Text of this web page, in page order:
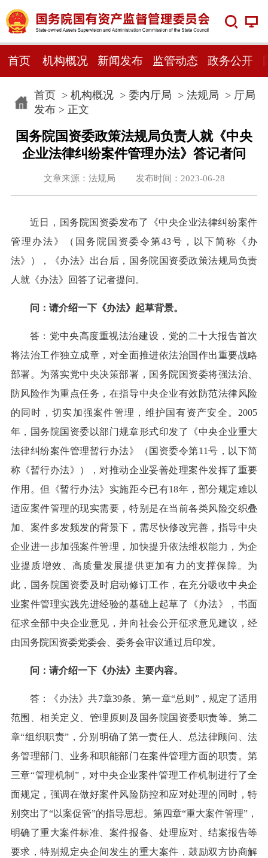
首页 机构概况 新闻发布 监管动态 政务公开
首页> 机构概况> 委内厅局 > 法规局 > 厅局
发布> 正文
国务院国资委政策法规局负责人就《中央
企业法律纠纷案件管理办法》答记者问
文章来源：法规局 发布时间：2023-06-28
近日，国务院国资委发布了《中央企业法律纠纷案件
管理办法》（国务院国资委令第43号，以下简称《办
法》），《办法》出台后，国务院国资委政策法规局负责
人就《办法》回答了记者提问。
问：请介绍一下《办法》起草背景。
答：党中央高度重视法治建设，党的二十大报告首次
将法治工作独立成章，对全面推进依法治国作出重要战略
部署。为落实党中央决策部署，国务院国资委将强法治、
防风险作为重点任务，在指导中央企业有效防范法律风险
的同时，切实加强案件管理，维护国有资产安全。2005
年，国务院国资委以部门规章形式印发了《中央企业重大
法律纠纷案件管理暂行办法》（国资委令第11号，以下简
称《暂行办法》），对推动企业妥善处理案件发挥了重要
作用。但《暂行办法》实施距今已有18年，部分规定难以
适应案件管理的现实需要，特别是在当前各类风险交织叠
加、案件多发频发的背景下，需尽快修改完善，指导中央
企业进一步加强案件管理，加快提升依法维权能力，为企
业提质增效、高质量发展提供更加有力的支撑保障。为
此，国务院国资委及时启动修订工作，在充分吸收中央企
业案件管理实践先进经验的基础上起草了《办法》，书面
征求全部中央企业意见，并向社会公开征求意见建议，经
由国务院国资委党委会、委务会审议通过后印发。
问：请介绍一下《办法》主要内容。
答：《办法》共7章39条。第一章“总则”，规定了适用
范围、相关定义、管理原则及国务院国资委职责等。第二
章“组织职责”，分别明确了第一责任人、总法律顾问、法
务管理部门、业务和职能部门在案件管理方面的职责。第
三章“管理机制”，对中央企业案件管理工作机制进行了全
面规定，强调在做好案件风险防控和应对处理的同时，特
别突出了“以案促管”的指导思想。第四章“重大案件管理”，
明确了重大案件标准、案件报备、处理应对、结案报告等
要求，特别规定央企间发生的重大案件，鼓励双方协商解